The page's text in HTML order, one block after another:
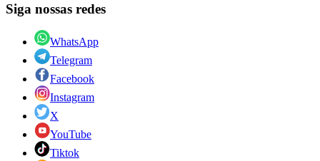
Siga nossas redes
WhatsApp
Telegram
Facebook
Instagram
X
YouTube
Tiktok